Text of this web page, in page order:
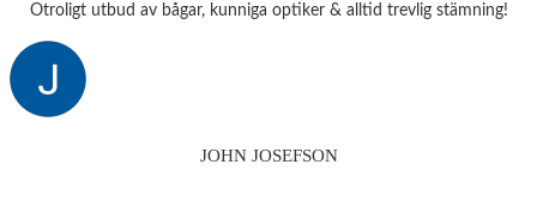
Otroligt utbud av bågar, kunniga optiker & alltid trevlig stämning!
JOHN JOSEFSON